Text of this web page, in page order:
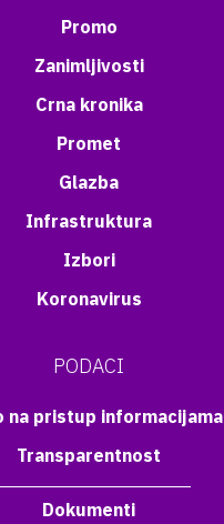
Promo
Zanimljivosti
Crna kronika
Promet
Glazba
Infrastruktura
Izbori
Koronavirus
PODACI
na pristup informacijama
Transparentnost
Dokumenti